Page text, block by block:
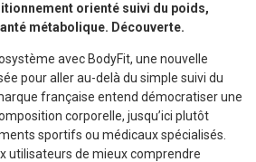
orienté suivi du poids,
métabolique. Découverte.
avec BodyFit, une nouvelle
pour aller au-delà du simple suivi du
française entend démocratiser une
corporelle, jusqu’ici plutôt
sportifs ou médicaux spécialisés.
utilisateurs de mieux comprendre